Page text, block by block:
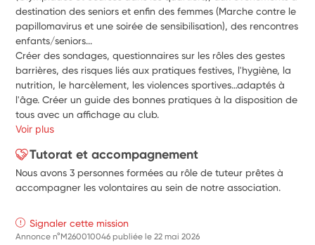
destination des seniors et enfin des femmes (Marche contre le
papillomavirus et une soirée de sensibilisation), des rencontres
enfants/seniors...
Créer des sondages, questionnaires sur les rôles des gestes
barrières, des risques liés aux pratiques festives, l'hygiène, la
nutrition, le harcèlement, les violences sportives…adaptés à
l'âge. Créer un guide des bonnes pratiques à la disposition de
tous avec un affichage au club.
Voir plus
Tutorat et accompagnement
Nous avons 3 personnes formées au rôle de tuteur prêtes à
accompagner les volontaires au sein de notre association.
Signaler cette mission
Annonce n°M260010046 publiée le22 mai 2026